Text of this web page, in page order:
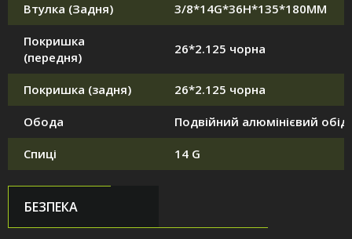
Втулка (Задня) 3/8*14G*36H*135*180MM
Покришка
(передня)
26*2.125 чорна
Покришка (задня) 26*2.125 чорна
Обода Подвійний алюмінієвий обід
Спиці 14 G
БЕЗПЕКА